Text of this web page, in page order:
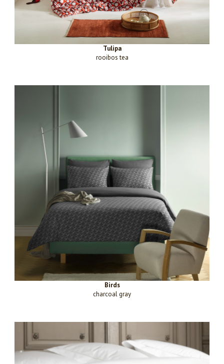
Tulipa
rooibos tea
Birds
charcoal gray